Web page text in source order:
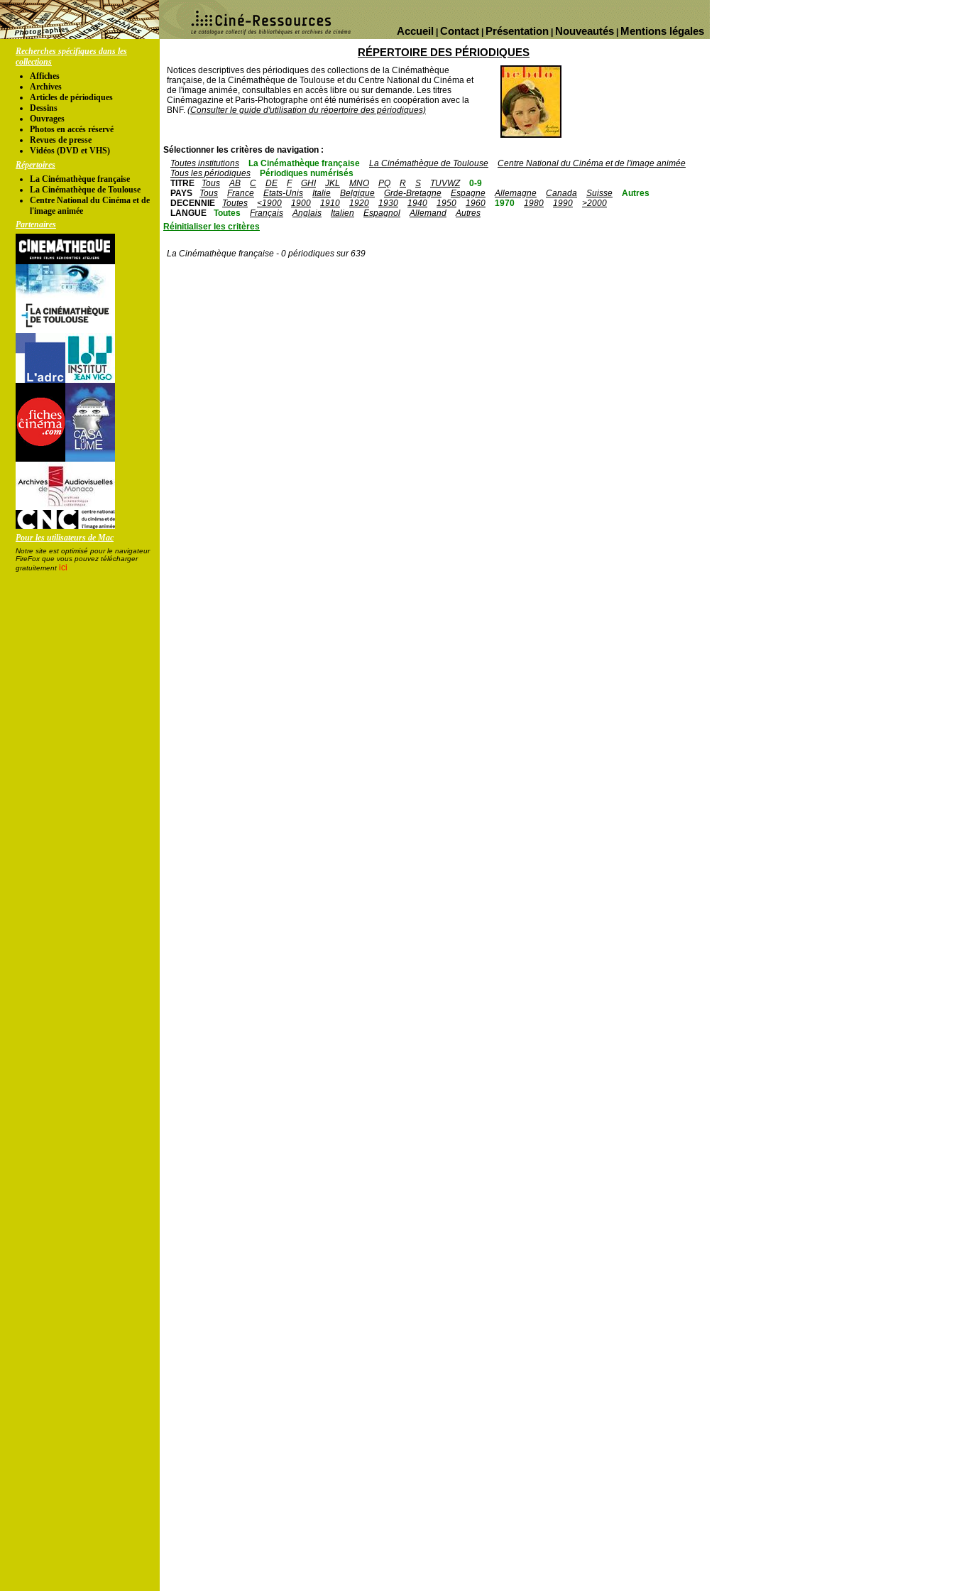
Mentions légales
Nouveautés
Présentation
Contact
Accueil
Recherches spécifiques dans les
collections
Affiches
Archives
Articles de périodiques
Dessins
Ouvrages
Photos en accés réservé
Revues de presse
Vidéos (DVD et VHS)
Répertoires
La Cinémathèque française
La Cinémathèque de Toulouse
Centre National du Cinéma et de
l'image animée
Partenaires
Pour les utilisateurs de Mac
Notre site est optimisé pour le navigateur
FireFox que vous pouvez télécharger
gratuitement ici
RÉPERTOIRE DES PÉRIODIQUES
Notices descriptives des périodiques des collections de la Cinémathèque
française, de la Cinémathèque de Toulouse et du Centre National du Cinéma et
de l'image animée, consultables en accès libre ou sur demande. Les titres
Cinémagazine et Paris-Photographe ont été numérisés en coopération avec la
BNF. (Consulter le guide d'utilisation du répertoire des périodiques)
Sélectionner les critères de navigation :
Toutes institutions
La Cinémathèque française La Cinémathèque de Toulouse
Centre National du Cinéma et de l'image animée
Tous les périodiques
Périodiques numérisés
TITRE
Tous AB C DE F GHI JKL MNO PQ R S TUVWZ
0-9
PAYS
Tous France Etats-Unis Italie Belgique Grde-Bretagne Espagne Allemagne Canada Suisse
Autres
DECENNIE
Toutes <1900 1900 1910 1920 1930 1940 1950 1960 1970 1980 1990
>2000
LANGUE
Toutes Français Anglais Italien Espagnol Allemand
Autres
Réinitialiser les critères
La Cinémathèque française - 0 périodiques sur 639